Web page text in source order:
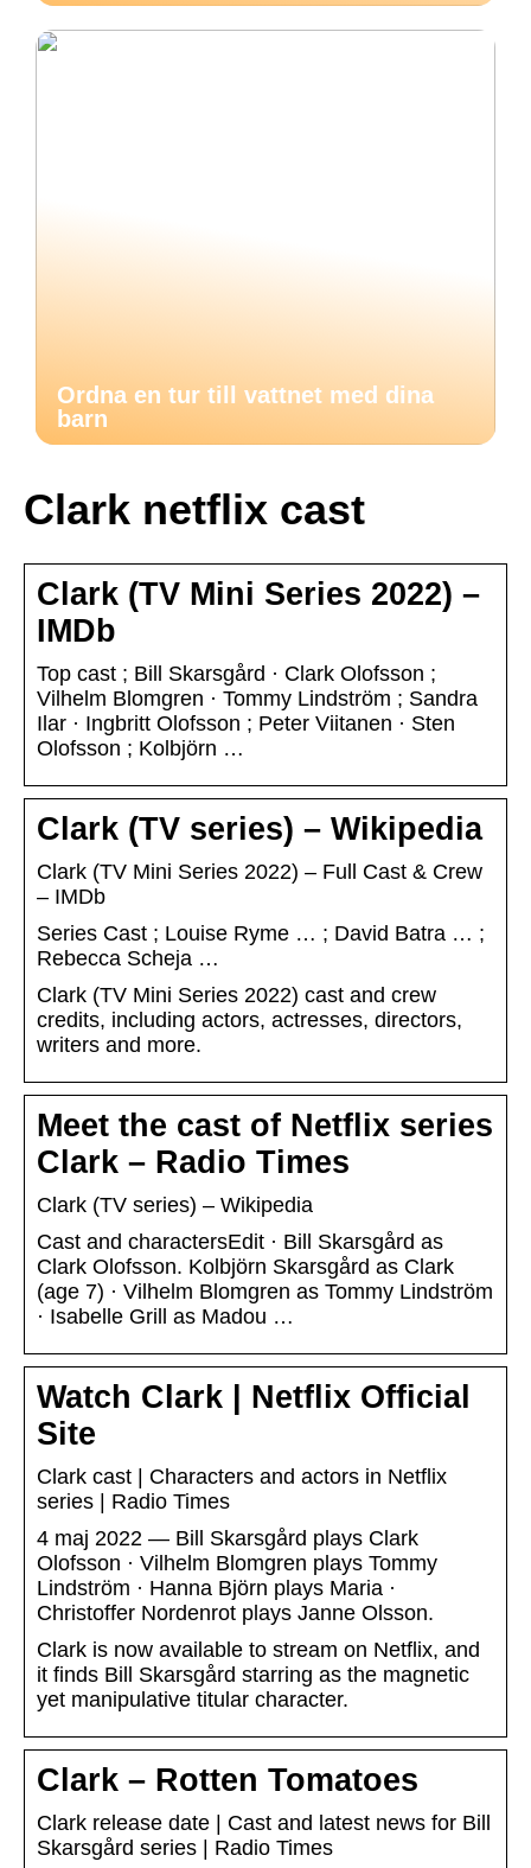
Ordna en tur till vattnet med dina
barn
Clark netflix cast
Clark (TV Mini Series 2022) –
IMDb
Top cast ; Bill Skarsgård · Clark Olofsson ;
Vilhelm Blomgren · Tommy Lindström ; Sandra
Ilar · Ingbritt Olofsson ; Peter Viitanen · Sten
Olofsson ; Kolbjörn …
Clark (TV series) – Wikipedia
Clark (TV Mini Series 2022) – Full Cast & Crew
– IMDb
Series Cast ; Louise Ryme … ; David Batra … ;
Rebecca Scheja …
Clark (TV Mini Series 2022) cast and crew
credits, including actors, actresses, directors,
writers and more.
Meet the cast of Netflix series
Clark – Radio Times
Clark (TV series) – Wikipedia
Cast and charactersEdit · Bill Skarsgård as
Clark Olofsson. Kolbjörn Skarsgård as Clark
(age 7) · Vilhelm Blomgren as Tommy Lindström
· Isabelle Grill as Madou …
Watch Clark | Netflix Official
Site
Clark cast | Characters and actors in Netflix
series | Radio Times
4 maj 2022 — Bill Skarsgård plays Clark
Olofsson · Vilhelm Blomgren plays Tommy
Lindström · Hanna Björn plays Maria ·
Christoffer Nordenrot plays Janne Olsson.
Clark is now available to stream on Netflix, and
it finds Bill Skarsgård starring as the magnetic
yet manipulative titular character.
Clark – Rotten Tomatoes
Clark release date | Cast and latest news for Bill
Skarsgård series | Radio Times